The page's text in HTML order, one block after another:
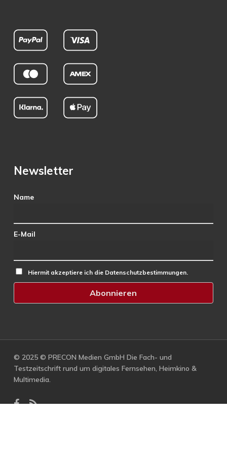
Newsletter
Name
E-Mail
Hiermit akzeptiere ich die Datenschutzbestimmungen.
© 2025 © PRECON Medien GmbH Die Fach- und
Testzeitschrift rund um digitales Fernsehen, Heimkino &
Multimedia.
facebook
RSS